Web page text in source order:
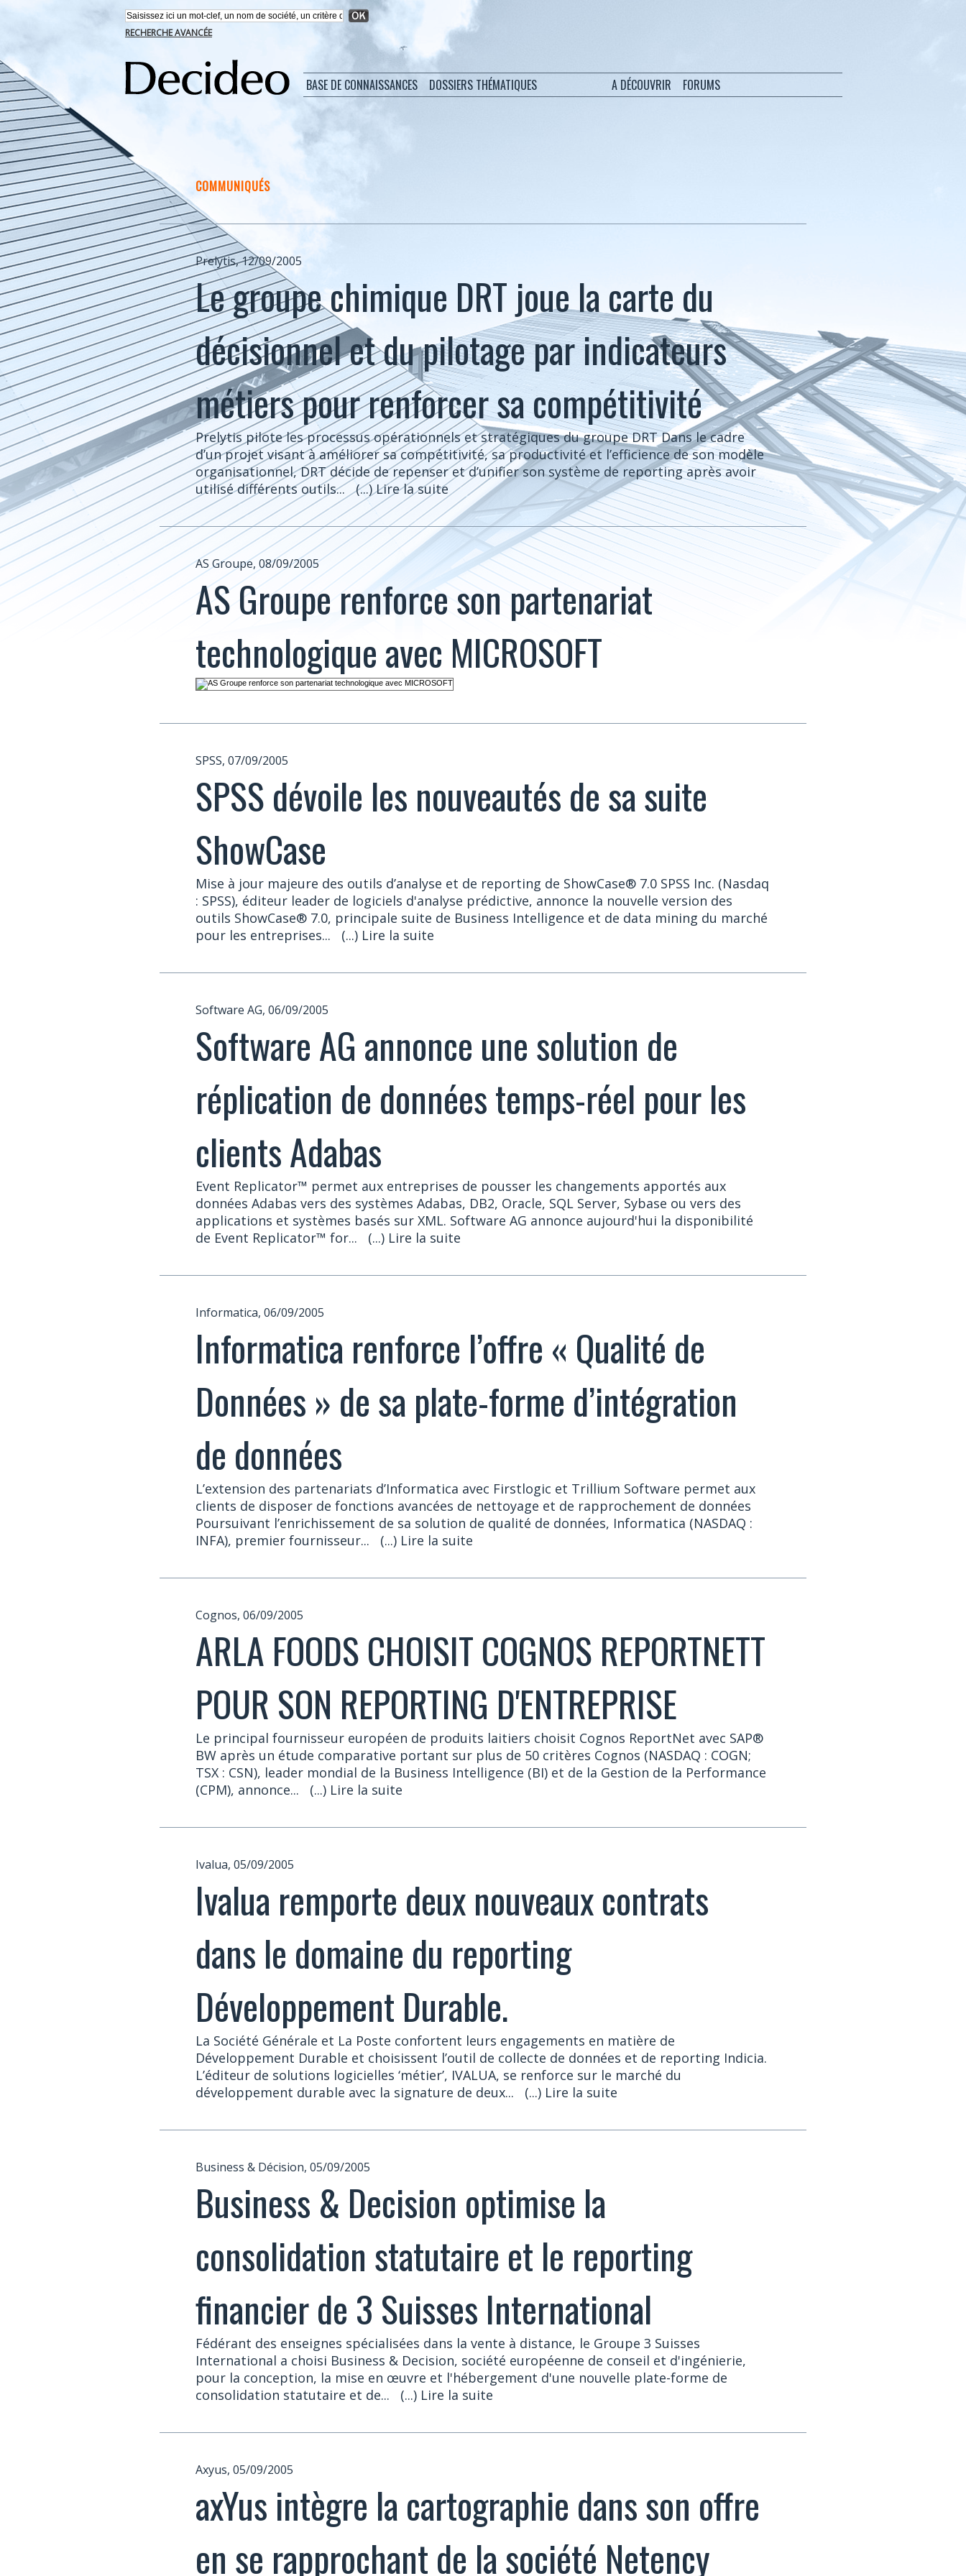
RECHERCHE AVANCÉE
BASE DE CONNAISSANCES DOSSIERS THÉMATIQUES A DÉCOUVRIR FORUMS
COMMUNIQUÉS
Prelytis, 12/09/2005
Le groupe chimique DRT joue la carte du
décisionnel et du pilotage par indicateurs
métiers pour renforcer sa compétitivité
Prelytis pilote les processus opérationnels et stratégiques du groupe DRT Dans le cadre
d’un projet visant à améliorer sa compétitivité, sa productivité et l’efficience de son modèle
organisationnel, DRT décide de repenser et d’unifier son système de reporting après avoir
utilisé différents outils...
(...) Lire la suite
AS Groupe, 08/09/2005
AS Groupe renforce son partenariat
technologique avec MICROSOFT
SPSS, 07/09/2005
SPSS dévoile les nouveautés de sa suite
ShowCase
Mise à jour majeure des outils d’analyse et de reporting de ShowCase® 7.0 SPSS Inc. (Nasdaq
: SPSS), éditeur leader de logiciels d'analyse prédictive, annonce la nouvelle version des
outils ShowCase® 7.0, principale suite de Business Intelligence et de data mining du marché
pour les entreprises...
(...) Lire la suite
Software AG, 06/09/2005
Software AG annonce une solution de
réplication de données temps-réel pour les
clients Adabas
Event Replicator™ permet aux entreprises de pousser les changements apportés aux
données Adabas vers des systèmes Adabas, DB2, Oracle, SQL Server, Sybase ou vers des
applications et systèmes basés sur XML. Software AG annonce aujourd'hui la disponibilité
de Event Replicator™ for...
(...) Lire la suite
Informatica, 06/09/2005
Informatica renforce l’offre « Qualité de
Données » de sa plate-forme d’intégration
de données
L’extension des partenariats d’Informatica avec Firstlogic et Trillium Software permet aux
clients de disposer de fonctions avancées de nettoyage et de rapprochement de données
Poursuivant l’enrichissement de sa solution de qualité de données, Informatica (NASDAQ :
INFA), premier fournisseur...
(...) Lire la suite
Cognos, 06/09/2005
ARLA FOODS CHOISIT COGNOS REPORTNETT
POUR SON REPORTING D'ENTREPRISE
Le principal fournisseur européen de produits laitiers choisit Cognos ReportNet avec SAP®
BW après un étude comparative portant sur plus de 50 critères Cognos (NASDAQ : COGN;
TSX : CSN), leader mondial de la Business Intelligence (BI) et de la Gestion de la Performance
(CPM), annonce...
(...) Lire la suite
Ivalua, 05/09/2005
Ivalua remporte deux nouveaux contrats
dans le domaine du reporting
Développement Durable.
La Société Générale et La Poste confortent leurs engagements en matière de
Développement Durable et choisissent l’outil de collecte de données et de reporting Indicia.
L’éditeur de solutions logicielles ‘métier’, IVALUA, se renforce sur le marché du
développement durable avec la signature de deux...
(...) Lire la suite
Business & Décision, 05/09/2005
Business & Decision optimise la
consolidation statutaire et le reporting
financier de 3 Suisses International
Fédérant des enseignes spécialisées dans la vente à distance, le Groupe 3 Suisses
International a choisi Business & Decision, société européenne de conseil et d'ingénierie,
pour la conception, la mise en œuvre et l'hébergement d'une nouvelle plate-forme de
consolidation statutaire et de...
(...) Lire la suite
Axyus, 05/09/2005
axYus intègre la cartographie dans son offre
en se rapprochant de la société Netency